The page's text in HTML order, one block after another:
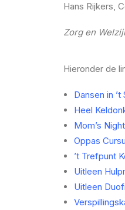
Hans Rijkers,
Zorg en
Hieronder de
Dansen in ’t
Heel
Mom’s
Oppas
’t Trefpunt
Uitleen
Uitleen